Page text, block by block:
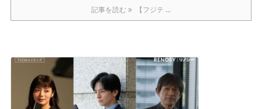
記事を読む 【フジテ ...